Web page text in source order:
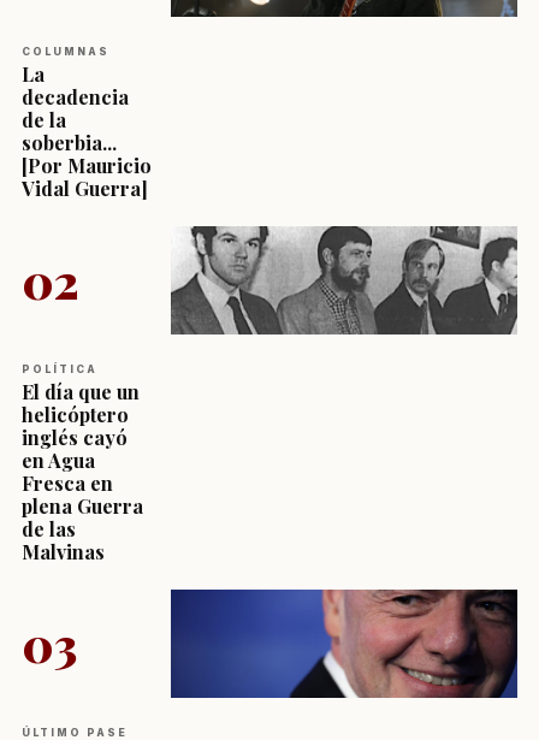
COLUMNAS
La
decadencia
de la
soberbia...
[Por Mauricio
Vidal Guerra]
02
POLÍTICA
El día que un
helicóptero
inglés cayó
en Agua
Fresca en
plena Guerra
de las
Malvinas
03
ÚLTIMO PASE